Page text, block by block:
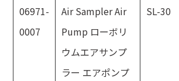
06971-
0007
Air Sampler Air
Pump ローボリ
ウムエアサンプ
ラー エアポンプ
SL-30